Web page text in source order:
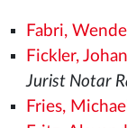
Fabri,
Fickler,
Jurist Notar
Fries,